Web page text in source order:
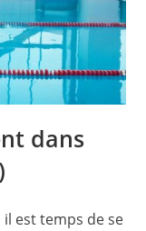
dans
il est temps de se